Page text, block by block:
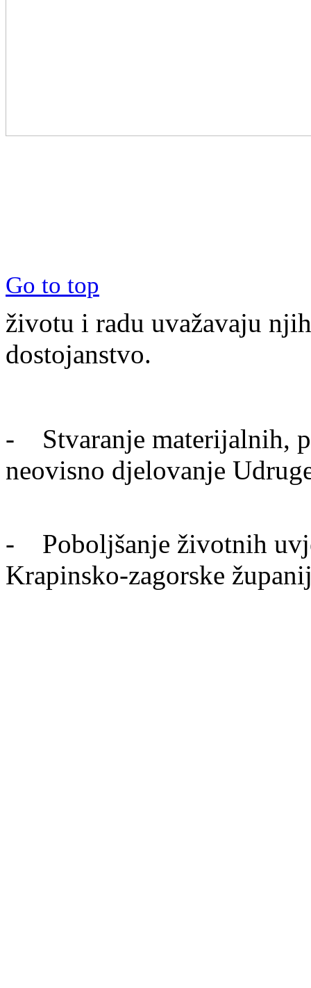
Go to top
životu i radu uvažavaju
dostojanstvo.
- Stvaranje materijalnih,
neovisno djelovanje
- Poboljšanje životnih
Krapinsko-zagorske